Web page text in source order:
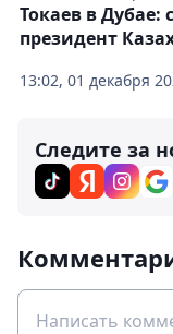
13:02, 01 декабря
Токаев в Дубае:
президент
Следите за